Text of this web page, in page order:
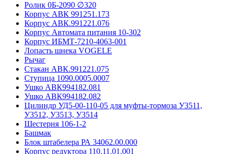
Ролик 0Б-2090 ∅320
Корпус АВК 991251.173
Корпус АВК.991221.076
Корпус Автомата питания 10-302
Корпус ИБМТ-7210-4063-001
Лопасть шнека VOGELE
Рычаг
Стакан АВК.991221.075
Ступица 1090.0005.0007
Ушко АВК994182.081
Ушко АВК994182.082
Цилиндр УД5-00-110-05 для муфты-тормоза У3511,
У3512, У3513, У3514
Шестерня 106-1-2
Башмак
Блок штабелера РА 34062.00.000
Корпус редуктора 110.11.01.001